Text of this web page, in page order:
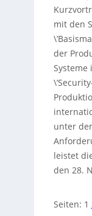
mit den
der
Systeme
unter
leistet
den 28.
Seiten: 1